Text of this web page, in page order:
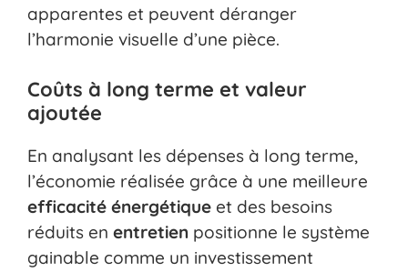
apparentes et peuvent déranger
l’harmonie visuelle d’une pièce.
Coûts à long terme et valeur
ajoutée
En analysant les dépenses à long terme,
l’économie réalisée grâce à une meilleure
efficacité énergétique et des besoins
réduits en entretien positionne le système
gainable comme un investissement